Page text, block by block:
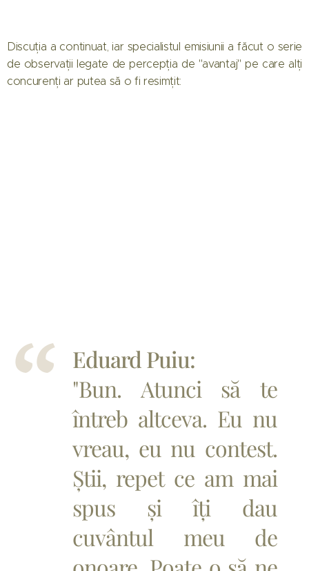
Discuția a continuat, iar specialistul emisiunii a făcut o serie
de observații legate de percepția de "avantaj" pe care alți
concurenți ar putea să o fi resimțit:
Eduard Puiu:
"Bun. Atunci să te
întreb altceva. Eu nu
vreau, eu nu contest.
Știi, repet ce am mai
spus și îți dau
cuvântul meu de